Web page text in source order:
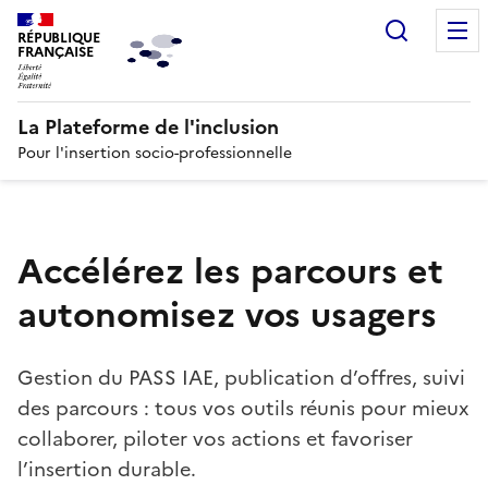
RÉPUBLIQUE
FRANÇAISE
La Plateforme de l'inclusion
Pour l'insertion socio-professionnelle
Accélérez les parcours et
autonomisez vos usagers
Gestion du PASS IAE, publication d’offres, suivi
des parcours : tous vos outils réunis pour mieux
collaborer, piloter vos actions et favoriser
l’insertion durable.